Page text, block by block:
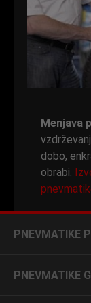
Menjava
dobo,
obrabi.
PNEVMATIKE
PNEVMATIKE